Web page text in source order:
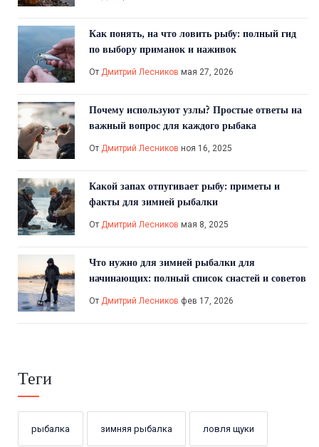
Как понять, на что ловить рыбу: полный гид
по выбору приманок и наживок
От Дмитрий Лесников мая 27, 2026
Почему используют узлы? Простые ответы на
важный вопрос для каждого рыбака
От Дмитрий Лесников ноя 16, 2025
Какой запах отпугивает рыбу: приметы и
факты для зимней рыбалки
От Дмитрий Лесников мая 8, 2025
Что нужно для зимней рыбалки для
начинающих: полный список снастей и советов
От Дмитрий Лесников фев 17, 2026
Теги
рыбалка зимняя рыбалка ловля щуки